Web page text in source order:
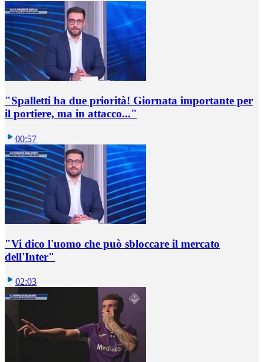
"Spalletti ha due priorità! Giornata importante per
il portiere, ma in attacco..."
00:57
"Vi dico l'uomo che può sbloccare il mercato
dell'Inter"
02:03